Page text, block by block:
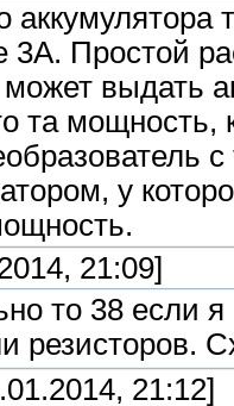
3А. Простой
выдать
та
у
21:09]
то 38 если
резисторов.
21:12]